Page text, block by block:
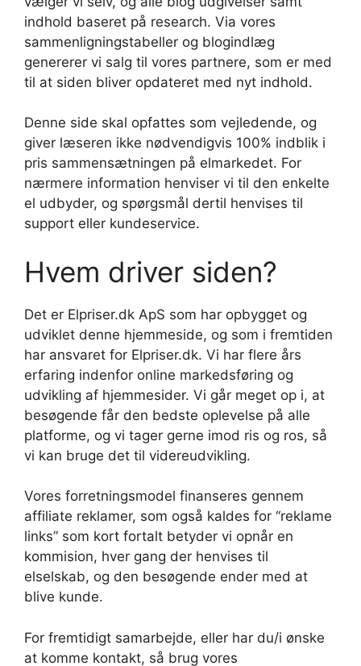
indhold baseret på research. Via vores
sammenligningstabeller og blogindlæg
genererer vi salg til vores partnere, som er med
til at siden bliver opdateret med nyt indhold.
Denne side skal opfattes som vejledende, og
giver læseren ikke nødvendigvis 100% indblik i
pris sammensætningen på elmarkedet. For
nærmere information henviser vi til den enkelte
el udbyder, og spørgsmål dertil henvises til
support eller kundeservice.
Hvem driver siden?
Det er Elpriser.dk ApS som har opbygget og
udviklet denne hjemmeside, og som i fremtiden
har ansvaret for Elpriser.dk. Vi har flere års
erfaring indenfor online markedsføring og
udvikling af hjemmesider. Vi går meget op i, at
besøgende får den bedste oplevelse på alle
platforme, og vi tager gerne imod ris og ros, så
vi kan bruge det til videreudvikling.
Vores forretningsmodel finanseres gennem
affiliate reklamer, som også kaldes for “reklame
links” som kort fortalt betyder vi opnår en
kommision, hver gang der henvises til
elselskab, og den besøgende ender med at
blive kunde.
For fremtidigt samarbejde, eller har du/i ønske
at komme kontakt, så brug vores